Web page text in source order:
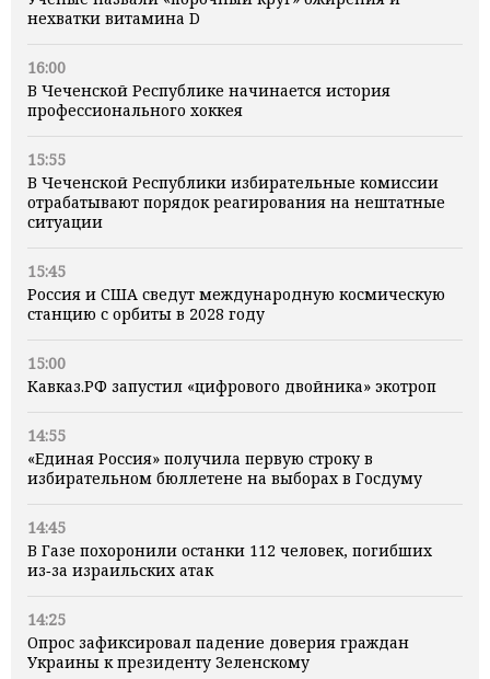
нехватки витамина D
16:00
В Чеченской Республике начинается история
профессионального хоккея
15:55
В Чеченской Республики избирательные комиссии
отрабатывают порядок реагирования на нештатные
ситуации
15:45
Россия и США сведут международную космическую
станцию с орбиты в 2028 году
15:00
Кавказ.РФ запустил «цифрового двойника» экотроп
14:55
«Единая Россия» получила первую строку в
избирательном бюллетене на выборах в Госдуму
14:45
В Газе похоронили останки 112 человек, погибших
из‑за израильских атак
14:25
Опрос зафиксировал падение доверия граждан
Украины к президенту Зеленскому